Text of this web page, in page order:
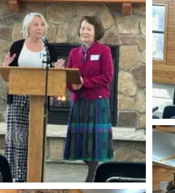
Lesa Budd – Prayer
Ministries
Coordinator with Yin
Schaff, Health
Ministries
Coordinator